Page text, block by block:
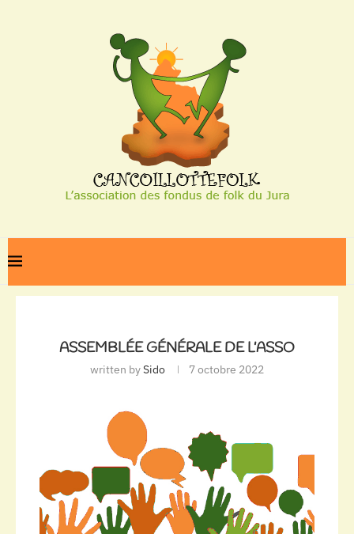
ASSEMBLÉE GÉNÉRALE DE L’ASSO
written bySido 7 octobre 2022